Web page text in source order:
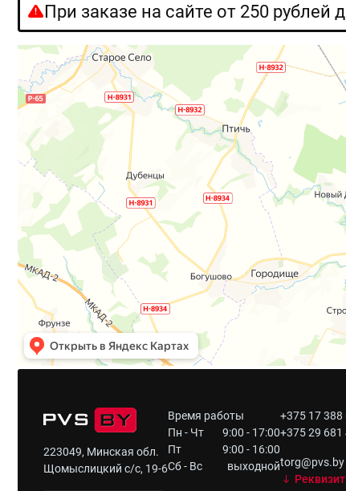
При заказе на сайте от 250 рублей
223049, Минская обл.
Щомыслицкий с/с, 19-6
Время работы
Пн - Чт
9:00 - 17:00
Пт
9:00 - 16:00
Сб - Вс
выходной
+375 17 388
+375 29 681
torg@pvs.by